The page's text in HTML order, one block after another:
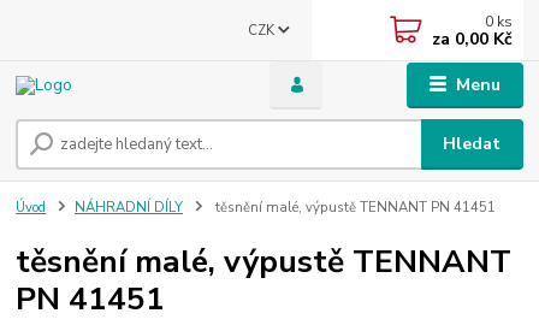
Menu
CZK
Hledat
0 ks
za 0,00 Kč
Úvod NÁHRADNÍ DÍLY těsnění malé, výpustě TENNANT PN 41451
těsnění malé, výpustě TENNANT
PN 41451